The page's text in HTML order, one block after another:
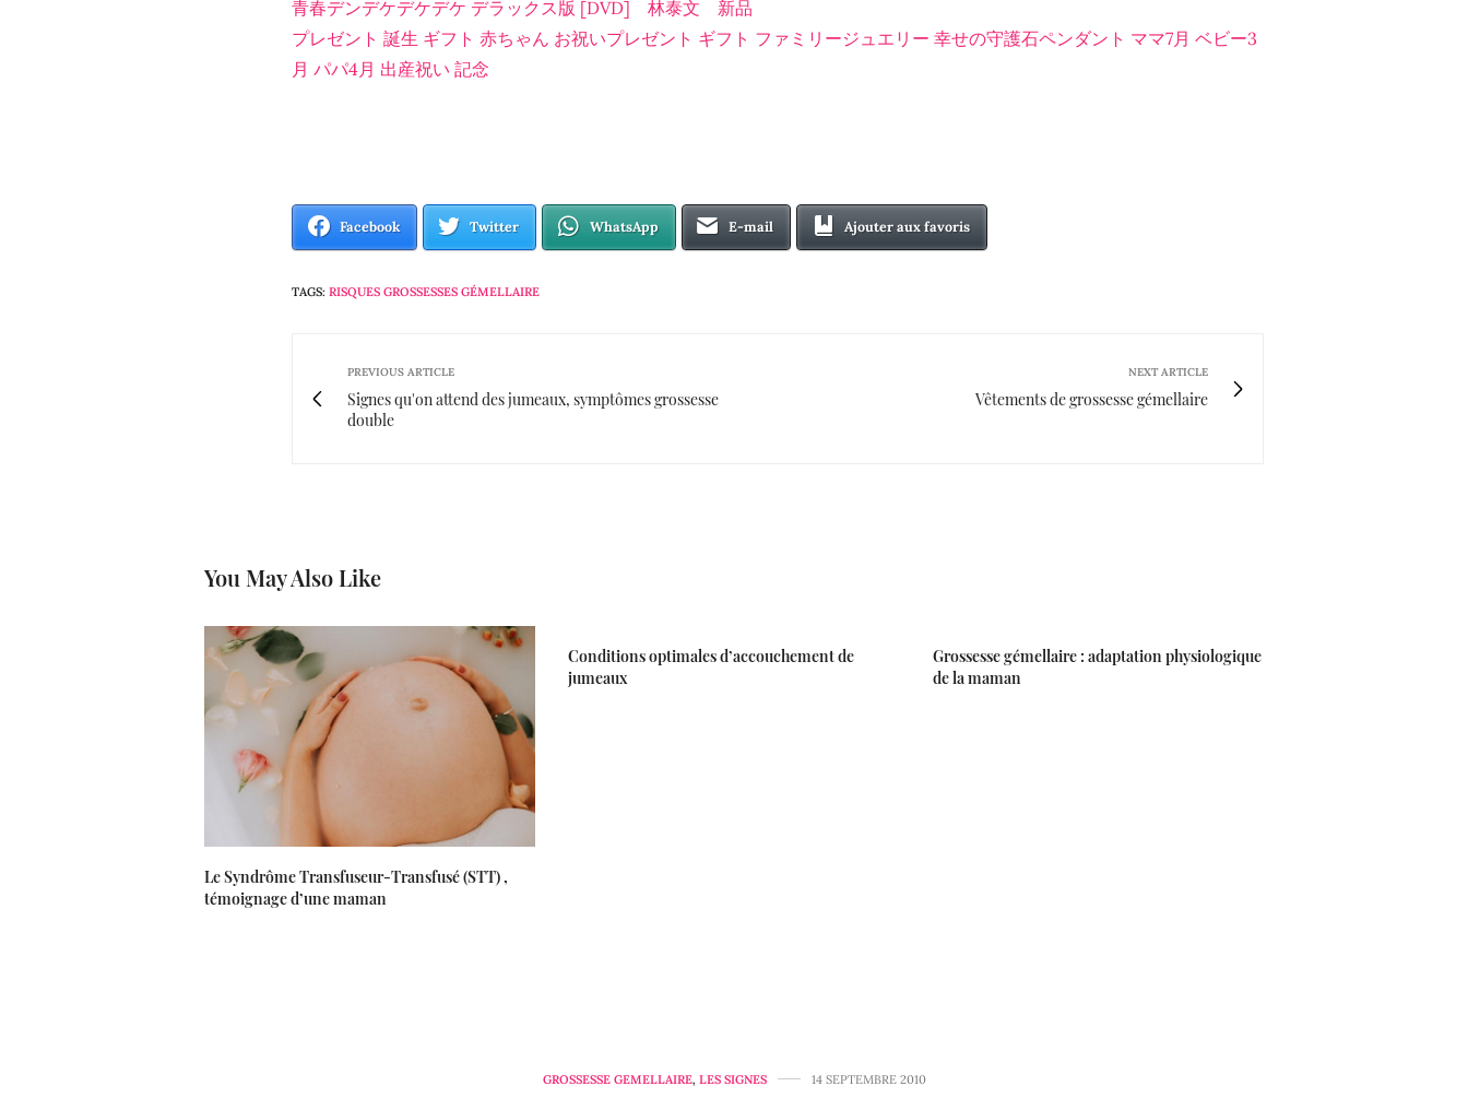
青春デンデケデケデケ デラックス版 [DVD] 林泰文 新品
プレゼント 誕生 ギフト 赤ちゃん お祝いプレゼント ギフト ファミリージュエリー 幸せの守護石ペンダント ママ7月 ベビー3
月 パパ4月 出産祝い 記念
Facebook Twitter WhatsApp E-mail Ajouter aux favoris
TAGS: RISQUES GROSSESSES GÉMELLAIRE
PREVIOUS ARTICLE
Signes qu'on attend des jumeaux, symptômes grossesse
double
NEXT ARTICLE
Vêtements de grossesse gémellaire
You May Also Like
Le Syndrôme Transfuseur-Transfusé (STT) ,
témoignage d’une maman
Conditions optimales d’accouchement de
jumeaux
Grossesse gémellaire : adaptation physiologique
de la maman
GROSSESSE GEMELLAIRE, LES SIGNES 14 SEPTEMBRE 2010